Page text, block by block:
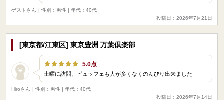
ゲストさん
| 性別：男性 | 年代：40代
投稿日：2026年7月21日
[東京都/江東区] 東京豊洲 万葉倶楽部
5.0点
土曜に訪問、ビュッフェも人が多くなくのんびり出来ました
Hiroさん
| 性別：男性 | 年代：40代
投稿日：2026年7月14日